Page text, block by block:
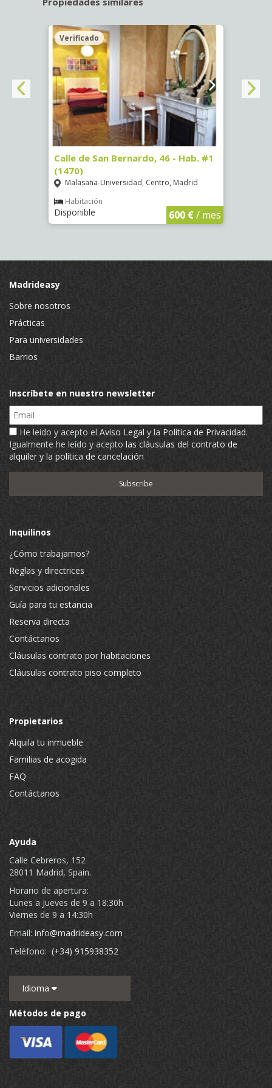
Verificado
Calle de San Bernardo, 46 - Hab. #1
(1470)
Malasaña-Universidad, Centro, Madrid
Habitación
Disponible 600 €/ mes
Madrideasy
Sobre nosotros
Prácticas
Para universidades
Barrios
Inscríbete en nuestro newsletter
Email
He leído y acepto el Aviso Legal y la Política de Privacidad.
Igualmente he leído y acepto las cláusulas del contrato de
alquiler y la política de cancelación
Inquilinos
¿Cómo trabajamos?
Reglas y directrices
Servicios adicionales
Guía para tu estancia
Reserva directa
Contáctanos
Cláusulas contrato por habitaciones
Cláusulas contrato piso completo
Propietarios
Alquila tu inmueble
Familias de acogida
FAQ
Contáctanos
Ayuda
Calle Cebreros, 152
28011 Madrid, Spain.
Horario de apertura:
Lunes a Jueves de 9 a 18:30h
Viernes de 9 a 14:30h
Email: info@madrideasy.com
Teléfono: (+34) 915938352
Idioma
Métodos de pago